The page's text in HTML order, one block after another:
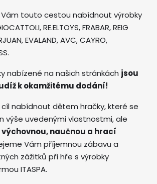
Vám touto cestou nabídnout výrobky
RE.ELTOYS, FRABAR, REIG
EVALAND, AVC, CAYRO,
nabízené na našich stránkách jsou
k okamžitému dodání!
nabídnout dětem hračky, které se
výše uvedenými vlastnostmi, ale
naučnou a hrací
Vám příjemnou zábavu a
zážitků při hře s výrobky
ITASPA.